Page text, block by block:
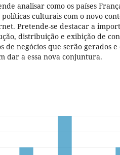
analisar como os países
culturais com o novo
Pretende-se destacar a
distribuição e exibição de
de negócios que serão gerados
dar a essa nova conjuntura.